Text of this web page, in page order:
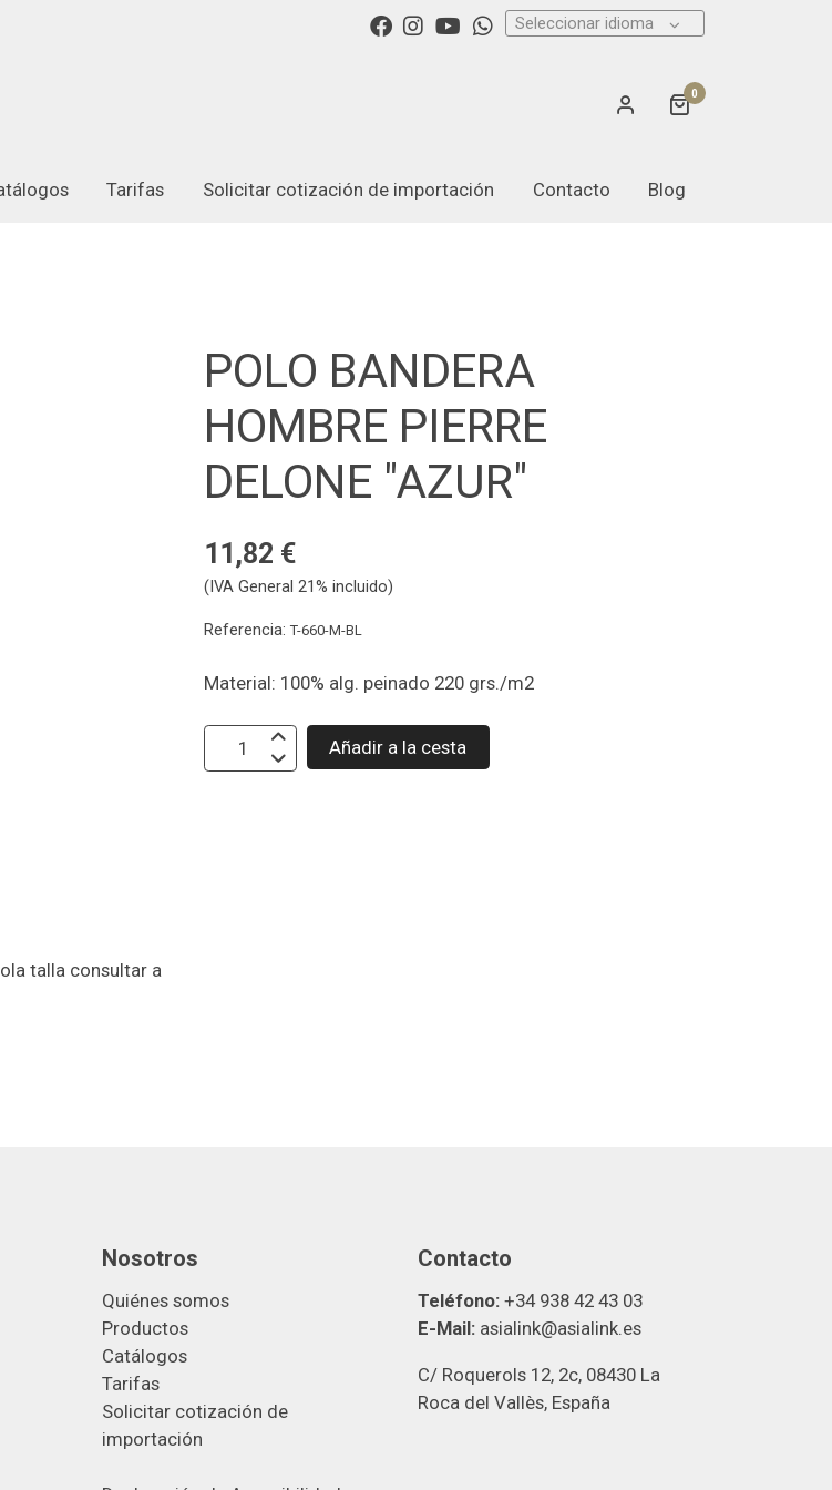
Seleccionar idioma
0
Tarifas Solicitar cotización de importación Contacto Blog
talla consultar a
POLO BANDERA
HOMBRE PIERRE
DELONE "AZUR"
11,82 €
(IVA General 21% incluido)
Referencia:T-660-M-BL
Material: 100% alg. peinado 220 grs./m2
Añadir a la cesta
Nosotros
Quiénes somos
Productos
Catálogos
Tarifas
Solicitar cotización de
importación
Contacto
Teléfono: +34 938 42 43 03
E-Mail: asialink@asialink.es
C/ Roquerols 12, 2c, 08430 La
Roca del Vallès, España